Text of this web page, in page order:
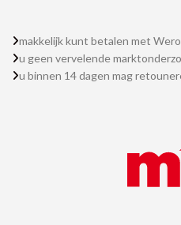
makkelijk kunt betalen met
u geen vervelende
u binnen 14 dagen mag